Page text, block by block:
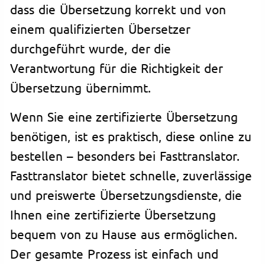
dass die Übersetzung korrekt und von
einem qualifizierten Übersetzer
durchgeführt wurde, der die
Verantwortung für die Richtigkeit der
Übersetzung übernimmt.
Wenn Sie eine zertifizierte Übersetzung
benötigen, ist es praktisch, diese online zu
bestellen – besonders bei Fasttranslator.
Fasttranslator bietet schnelle, zuverlässige
und preiswerte Übersetzungsdienste, die
Ihnen eine zertifizierte Übersetzung
bequem von zu Hause aus ermöglichen.
Der gesamte Prozess ist einfach und